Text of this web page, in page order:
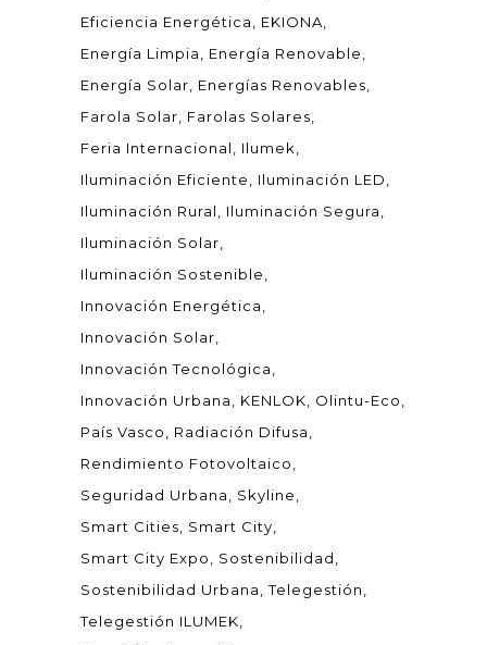
Eficiencia Energética
EKIONA
Energía Limpia
Energía Renovable
Energía Solar
Energías Renovables
Farola Solar
Farolas Solares
Feria Internacional
Ilumek
Iluminación Eficiente
Iluminación LED
Iluminación Rural
Iluminación Segura
Iluminación Solar
Iluminación Sostenible
Innovación Energética
Innovación Solar
Innovación Tecnológica
Innovación Urbana
KENLOK
Olintu-Eco
País Vasco
Radiación Difusa
Rendimiento Fotovoltaico
Seguridad Urbana
Skyline
Smart Cities
Smart City
Smart City Expo
Sostenibilidad
Sostenibilidad Urbana
Telegestión
Telegestión ILUMEK